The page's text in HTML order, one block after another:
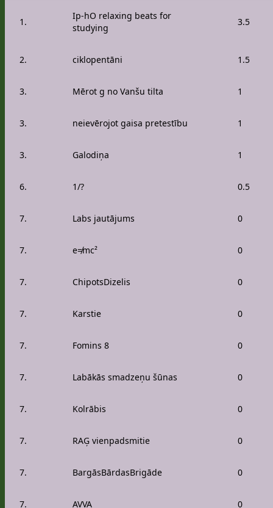
1.
Ip-hO relaxing beats for
studying
3.5
2. ciklopentāni 1.5
3. Mērot g no Vanšu tilta 1
3. neievērojot gaisa pretestību 1
3. Galodiņa 1
6. 1/? 0.5
7. Labs jautājums 0
7. e≠mc² 0
7. ChipotsDizelis 0
7. Karstie 0
7. Fomins 8 0
7. Labākās smadzeņu šūnas 0
7. Kolrābis 0
7. RAĢ vienpadsmitie 0
7. BargāsBārdasBrigāde 0
7. AVVA 0